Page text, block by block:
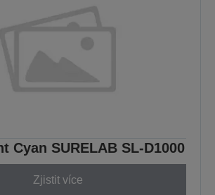
Cyan SURELAB SL-D1000
Zjistit více